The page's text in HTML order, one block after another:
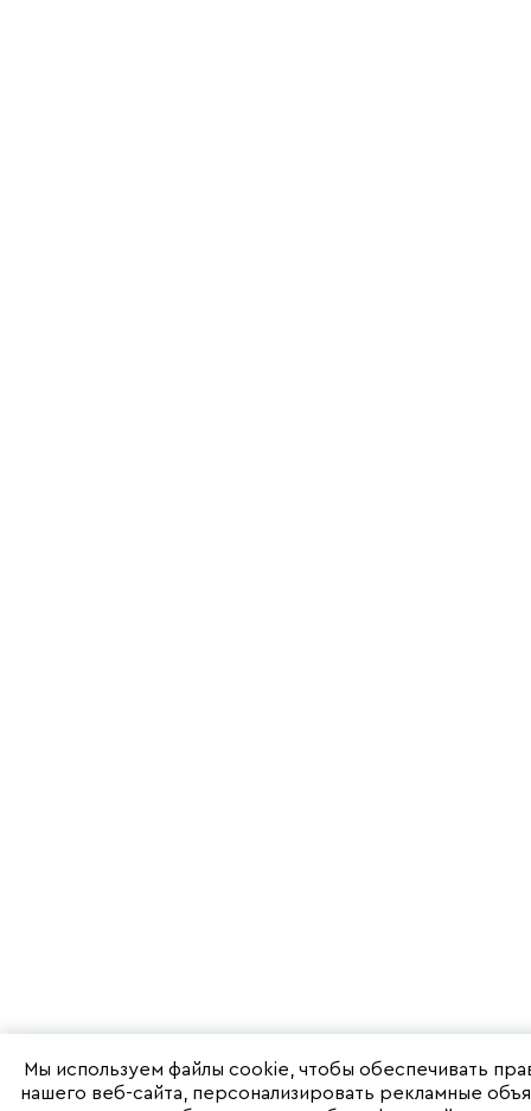
Мы используем файлы cookie, чтобы обеспечивать
нашего веб-сайта, персонализировать рекламные